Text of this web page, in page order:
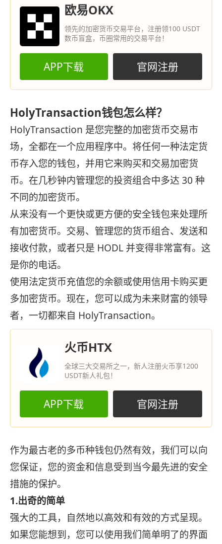
欧易OKX
领先的加密货币交易平台，注册领100 USDT
数币盲盒，币圈常用的交易平台！
APP下载 官网注册
HolyTransaction钱包怎么样？
HolyTransaction 是您完整的加密货币交易市
场，全都在一个应用程序中。将任何一种法定货
币存入您的钱包，并用它来购买和交易加密货
币。在几秒钟内管理您的投资组合中多达 30 种
不同的加密货币。
从来没有一个更快或更方便的安全钱包来处理所
有加密货币。交易、管理您的货币组合、发送和
接收付款，或者只是 HODL 并变得非常富有。这
是你的电话。
使用法定货币充值您的余额或使用信用卡购买更
多加密货币。现在，您可以成为未来财富的领导
者，一切都来自 HolyTransaction。
火币HTX
全球三大交易所之一，新人注册火币享1200
USDT新人礼包！
APP下载 官网注册
作为最古老的多币种钱包仍然有效，我们可以向
您保证，您的资金和信息受到当今最先进的安全
措施的保护。
1.出奇的简单
强大的工具，自然地以高效和有效的方式呈现。
如果您能想到，您可以使用我们简单明了的界面